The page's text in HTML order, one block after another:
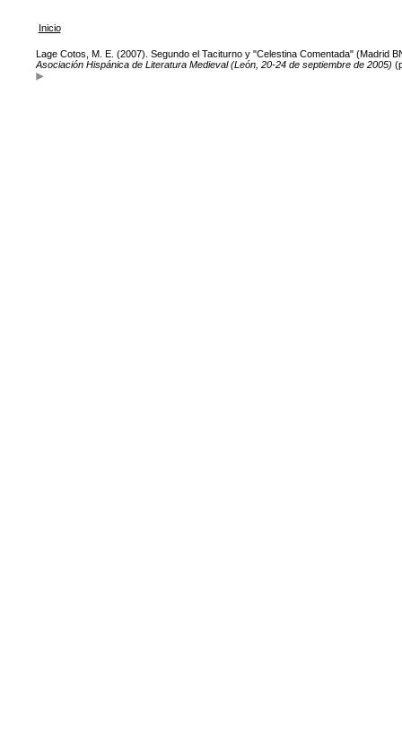
Inicio
Lage Cotos, M. E. (2007). Segundo el Taciturno y "Celestina Comentada" (Madrid
Asociación Hispánica de Literatura Medieval (León, 20-24 de septiembre de 2005)